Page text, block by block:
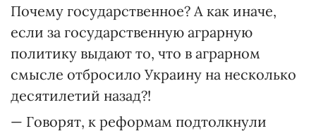
Почему государственное? А как иначе,
если за государственную аграрную
политику выдают то, что в аграрном
смысле отбросило Украину на несколько
десятилетий назад?!
— Говорят, к реформам подтолкнули